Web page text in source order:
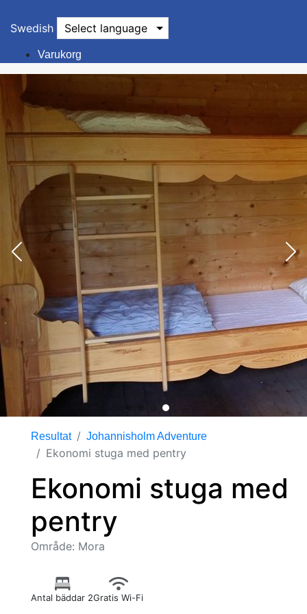
Swedish Select language
Varukorg
Resultat Johannisholm Adventure
Ekonomi stuga med pentry
Ekonomi stuga med
pentry
Område: Mora
Antal bäddar 2Gratis Wi-Fi